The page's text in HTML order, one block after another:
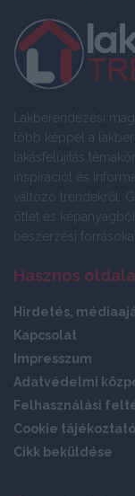
Lakberendezési
több képpel a
lakásfelújítás
inspirációt és
változó trendekről.
ötlet és
beszerzési
Hasznos
Hirdetés,
Kapcsolat
Impresszum
Adatvédelmi
Felhasználási
Cookie
Cikk beküldése